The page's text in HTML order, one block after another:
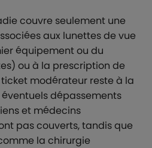
couvre seulement une
aux lunettes de vue
équipement ou du
ou à la prescription de
modérateur reste à la
éventuels dépassements
et médecins
pas couverts, tandis que
la chirurgie